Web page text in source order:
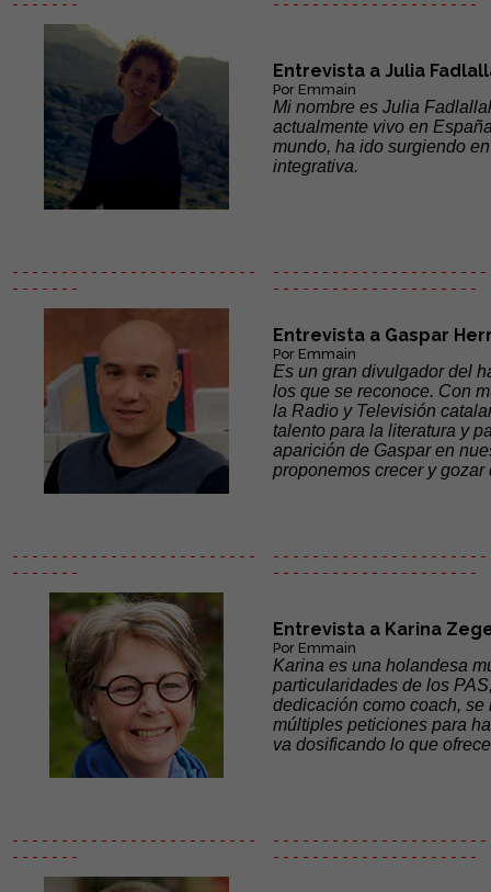
- - - - - - -
- - - - - - - - - - - - - - - - - - - - -
Entrevista a Julia
Por Emmain
Mi nombre es Julia
actualmente vivo en
mundo, ha ido surgiendo
integrativa.
- - - - - - - - - - - - - - - - - - - - - - - - -
- - - - - - -
- - - - - - - - - - - - - - - - - - - - -
- - - - - - - - - - - - - - - - - - - - -
Entrevista a Gaspar
Por Emmain
Es un gran divulgador del
los que se reconoce. Con
la Radio y Televisión
talento para la literatura y
aparición de Gaspar en
proponemos crecer y
- - - - - - - - - - - - - - - - - - - - - - - - -
- - - - - - -
- - - - - - - - - - - - - - - - - - - - -
- - - - - - - - - - - - - - - - - - - - -
Entrevista a Karina
Por Emmain
Karina es una holandesa
particularidades de los
dedicación como coach, se
múltiples peticiones para
va dosificando lo que
- - - - - - - - - - - - - - - - - - - - - - - - -
- - - - - - -
- - - - - - - - - - - - - - - - - - - - -
- - - - - - - - - - - - - - - - - - - - -